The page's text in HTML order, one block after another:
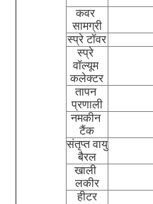
कवर
सामग्री
स्प्रे टॉवर
स्प्रे
वॉल्यूम
कलेक्टर
तापन
प्रणाली
नमकीन
टैंक
संतृप्त वायु
बैरल
खाली
लकीर
हीटर